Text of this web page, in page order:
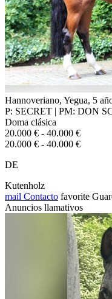
Hannoveriano, Yegua, 5
P: SECRET | PM: DON
Doma clásica
20.000 € - 40.000 €
20.000 € - 40.000 €
DE
Kutenholz
mail Contacto favorite
Anuncios llamativos